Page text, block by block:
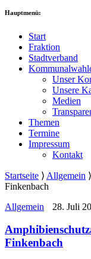
Hauptmenü:
Start
Fraktion
Stadtverband
Unser
Unsere
Medien
Themen
Termine
Impressum
Kontakt
Startseite ⟩ Allgemein ⟩
Finkenbach
Allgemein
28. Juli
Finkenbach